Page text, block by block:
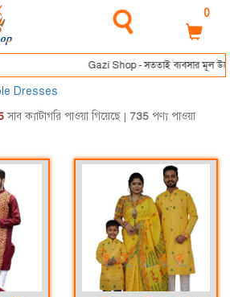
0
Gazi Shop - সততাই ব্যবসার মূল উদ্দেশ্য।
Dresses
সাব ক্যাটাগরি পাওয়া গিয়েছে | 735 পণ্য পাওয়া